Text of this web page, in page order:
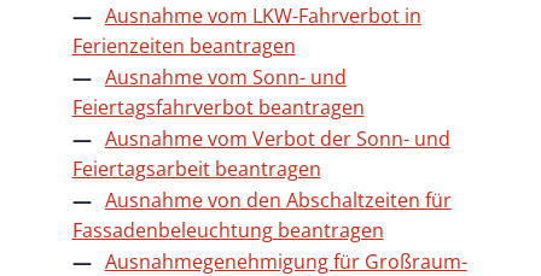
Ausnahme vom LKW-Fahrverbot in
Ferienzeiten beantragen
Ausnahme vom Sonn- und
Feiertagsfahrverbot beantragen
Ausnahme vom Verbot der Sonn- und
Feiertagsarbeit beantragen
Ausnahme von den Abschaltzeiten für
Fassadenbeleuchtung beantragen
Ausnahmegenehmigung für Großraum-